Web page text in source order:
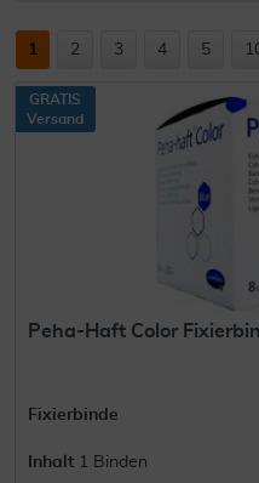
1 2 3 4 5
GRATIS
Versand
Peha-Haft Color
Fixierbinde
Inhalt 1 Binden